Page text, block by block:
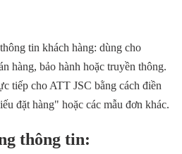
tin khách hàng: dùng cho
hàng, bảo hành hoặc truyền thông.
tiếp cho ATT JSC bằng cách điền
đặt hàng" hoặc các mẫu đơn khác.
thông tin: